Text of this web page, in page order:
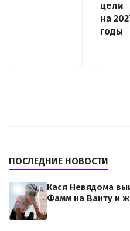
цели
на
годы
ПОСЛЕДНИЕ НОВОСТИ
Кася Невядома
Фамм на Ванту и